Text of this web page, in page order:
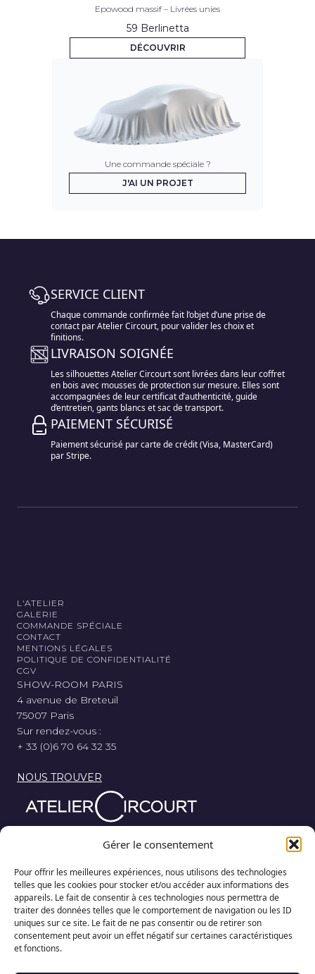
Gérer le consentement
Pour offrir les meilleures expériences, nous utilisons des technologies
telles que les cookies pour stocker et/ou accéder aux informations des
appareils. Le fait de consentir à ces technologies nous permettra de
traiter des données telles que le comportement de navigation ou les ID
uniques sur ce site. Le fait de ne pas consentir ou de retirer son
consentement peut avoir un effet négatif sur certaines caractéristiques
et fonctions.
Epowood massif – Livrées unies
59 Berlinetta
DÉCOUVRIR
Une commande spéciale ?
J'AI UN PROJET
SERVICE CLIENT
Chaque commande confirmée fait l’objet d’une prise de
contact par Atelier Circourt, pour valider les choix et
finitions.
LIVRAISON SOIGNÉE
Les silhouettes Atelier Circourt sont livrées dans leur coffret
en bois avec mousses de protection sur mesure. Elles sont
accompagnées de leur certificat d’authenticité, guide
d’entretien, gants blancs et sac de transport.
PAIEMENT SÉCURISÉ
Paiement sécurisé par carte de crédit (Visa, MasterCard)
par Stripe.
L'ATELIER
GALERIE
COMMANDE SPÉCIALE
CONTACT
MENTIONS LÉGALES
POLITIQUE DE CONFIDENTIALITÉ
CGV
SHOW-ROOM PARIS
4 avenue de Breteuil
75007 Paris
Sur rendez-vous :
+ 33 (0)6 70 64 32 35
NOUS TROUVER
nés de bois, de métal et de gomme, l’Atelier Circourt
revisite la légende automobile dans sa plus simple
expression.